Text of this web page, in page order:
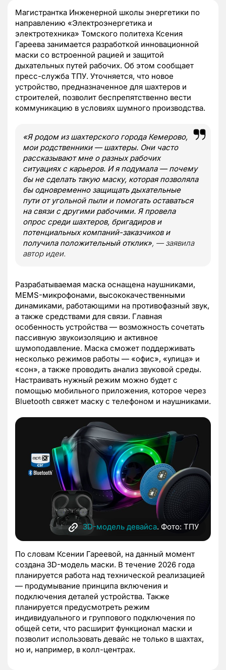
Магистрантка Инженерной школы энергетики по
направлению «Электроэнергетика и
электротехника» Томского политеха Ксения
Гареева занимается разработкой инновационной
маски со встроенной рацией и защитой
дыхательных путей рабочих. Об этом сообщает
пресс-служба ТПУ. Уточняется, что новое
устройство, предназначенное для шахтеров и
строителей, позволит беспрепятственно вести
коммуникацию в условиях шумного производства.
«Я родом из шахтерского города Кемерово,
мои родственники — шахтеры. Они часто
рассказывают мне о разных рабочих
ситуациях с карьеров. И я подумала — почему
бы не сделать такую маску, которая позволяла
бы одновременно защищать дыхательные
пути от угольной пыли и помогать оставаться
на связи с другими рабочими. Я провела
опрос среди шахтеров, бригадиров и
потенциальных компаний-заказчиков и
получила положительный отклик», — заявила
автор идеи.
Разрабатываемая маска оснащена наушниками,
MEMS-микрофонами, высококачественными
динамиками, работающими на противофазный звук,
а также средствами для связи. Главная
особенность устройства — возможность сочетать
пассивную звукоизоляцию и активное
шумоподавление. Маска сможет поддерживать
несколько режимов работы — «офис», «улица» и
«сон», а также проводить анализ звуковой среды.
Настраивать нужный режим можно будет с
помощью мобильного приложения, которое через
Bluetooth свяжет маску с телефоном и наушниками.
3D-модель девайса. Фото: ТПУ
По словам Ксении Гареевой, на данный момент
создана 3D-модель маски. В течение 2026 года
планируется работа над технической реализацией
— продумывание принципа включения и
подключения деталей устройства. Также
планируется предусмотреть режим
индивидуального и группового подключения по
общей сети, что расширит функционал маски и
позволит использовать девайс не только в шахтах,
но и, например, в колл-центрах.